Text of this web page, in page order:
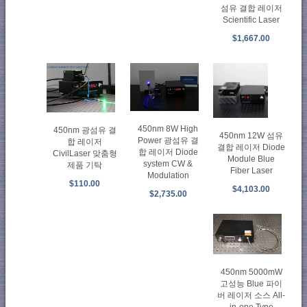
섬유 결합 레이저
Scientific Laser
$1,667.00
450nm 광섬유 결
합 레이저
CivilLaser 맞춤형
제품 기탁
$110.00
450nm 8W High
Power 광섬유 결
합 레이저 Diode
system CW &
Modulation
$2,735.00
450nm 12W 섬유
결합 레이저 Diode
Module Blue
Fiber Laser
$4,103.00
450nm 5000mW
고성능 Blue 파이
버 레이저 소스 All-